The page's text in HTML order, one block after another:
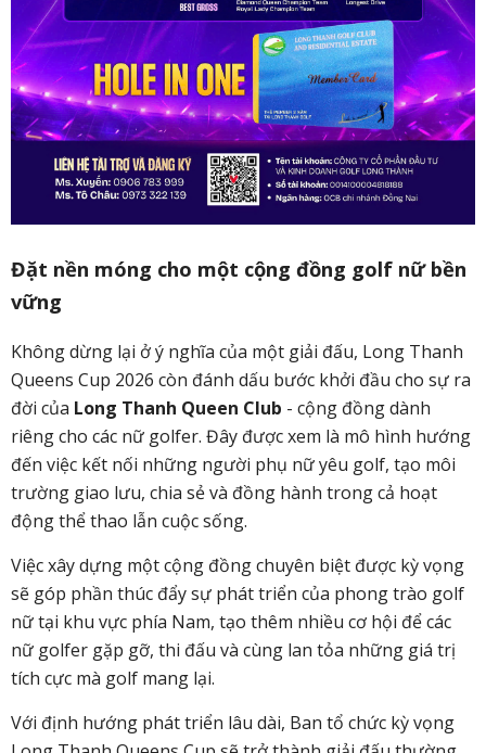
Đặt nền móng cho một cộng đồng golf nữ bền
vững
Không dừng lại ở ý nghĩa của một giải đấu, Long Thanh
Queens Cup 2026 còn đánh dấu bước khởi đầu cho sự ra
đời của Long Thanh Queen Club - cộng đồng dành
riêng cho các nữ golfer. Đây được xem là mô hình hướng
đến việc kết nối những người phụ nữ yêu golf, tạo môi
trường giao lưu, chia sẻ và đồng hành trong cả hoạt
động thể thao lẫn cuộc sống.
Việc xây dựng một cộng đồng chuyên biệt được kỳ vọng
sẽ góp phần thúc đẩy sự phát triển của phong trào golf
nữ tại khu vực phía Nam, tạo thêm nhiều cơ hội để các
nữ golfer gặp gỡ, thi đấu và cùng lan tỏa những giá trị
tích cực mà golf mang lại.
Với định hướng phát triển lâu dài, Ban tổ chức kỳ vọng